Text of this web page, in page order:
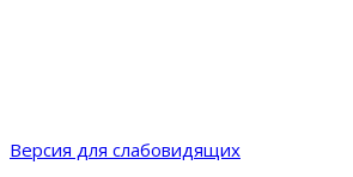
Версия для слабовидящих